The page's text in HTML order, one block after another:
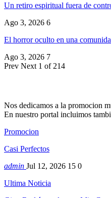
Un retiro espiritual fuera de
Ago 3, 2026 6
El horror oculto en una
Ago 3, 2026 7
Prev Next 1 of 214
Nos dedicamos a la promocion
En nuestro portal incluimos
Promocion
Casi Perfectos
admin Jul 12, 2026 15 0
Ultima Noticia